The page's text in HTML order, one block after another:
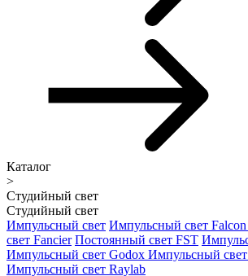
Каталог
>
Студийный свет
Студийный свет
Импульсный свет Импульсный свет Falcon
свет Fancier Постоянный свет FST
Импульсный свет Godox Импульсный
Импульсный свет Raylab